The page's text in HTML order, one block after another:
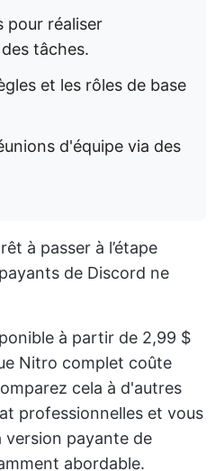
pour réaliser
tâches.
et les rôles de base
d'équipe via des
à passer à l’étape
de Discord ne
à partir de 2,99 $
Nitro complet coûte
cela à d'autres
professionnelles et vous
version payante de
abordable.